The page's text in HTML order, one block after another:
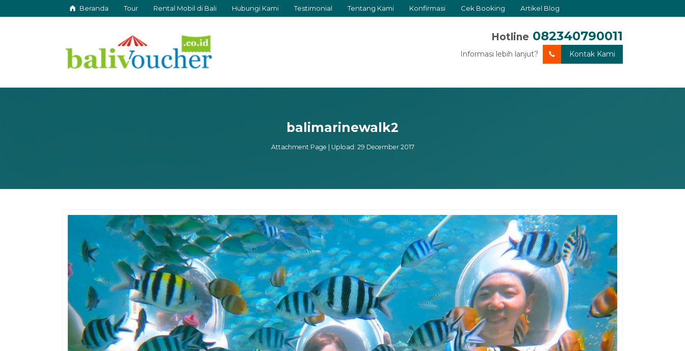
Beranda Tour Rental Mobil di Bali Hubungi Kami Testimonial Tentang Kami Konfirmasi Cek Booking Artikel Blog
Hotline 082340790011
Informasi lebih lanjut? Kontak Kami
balimarinewalk2
Attachment Page | Upload: 29 December 2017